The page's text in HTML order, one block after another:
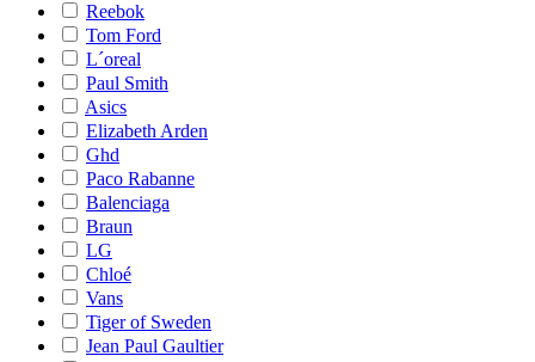
Reebok
Tom Ford
L´oreal
Paul Smith
Asics
Elizabeth Arden
Ghd
Paco Rabanne
Balenciaga
Braun
LG
Chloé
Vans
Tiger of Sweden
Jean Paul Gaultier